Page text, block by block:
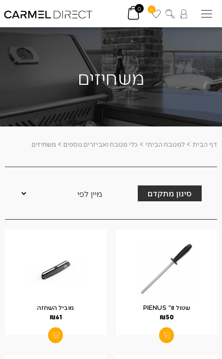
0
0
משחיזים
דף הבית > למטבח הביתי > כלי מטבח ואביזרים נוספים > משחיזים
סינון מתקדם
שטול 8" PIENUS
₪50
מוביל השחזה
₪61